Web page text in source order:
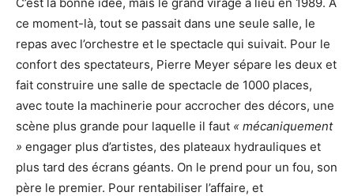
ce moment-là, tout se passait dans une seule salle, le
repas avec l’orchestre et le spectacle qui suivait. Pour le
confort des spectateurs, Pierre Meyer sépare les deux et
fait construire une salle de spectacle de 1000 places,
avec toute la machinerie pour accrocher des décors, une
scène plus grande pour laquelle il faut « mécaniquement
» engager plus d’artistes, des plateaux hydrauliques et
plus tard des écrans géants. On le prend pour un fou, son
père le premier. Pour rentabiliser l’affaire, et